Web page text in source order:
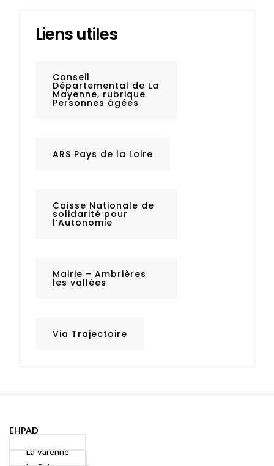
Liens utiles
Conseil
Départemental de La
Mayenne, rubrique
Personnes âgées
ARS Pays de la Loire
Caisse Nationale de
solidarité pour
l’Autonomie
Mairie – Ambrières
les vallées
Via Trajectoire
EHPAD
La Varenne